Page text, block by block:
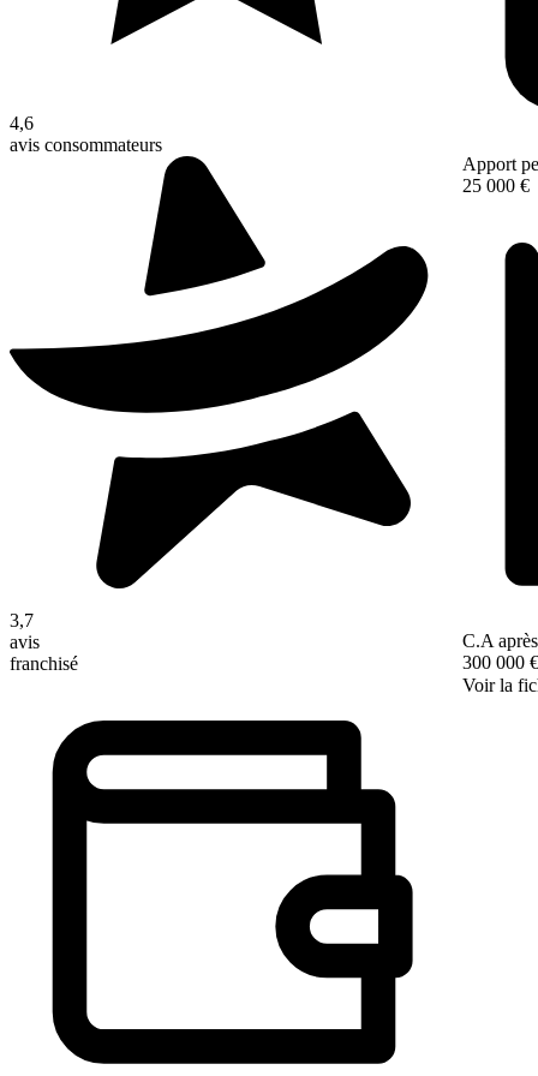
4,6
avis consommateurs
3,7
avis
franchisé
Apport
25 000 €
C.A
300 000 €
Voir la